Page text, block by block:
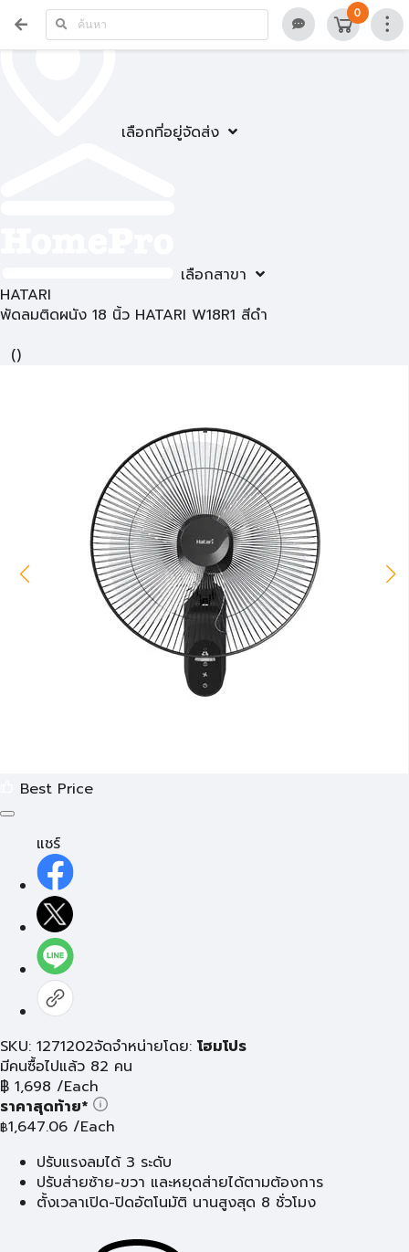
เลือกที่อยู่จัดส่ง
เลือกสาขา
0
HATARI
พัดลมติดผนัง 18 นิ้ว HATARI W18R1 สีดำ
()
Best Price
แชร์
SKU: 1271202จัดจำหน่ายโดย: โฮมโปร
มีคนซื้อไปแล้ว 82 คน
฿ 1,698 /Each
ราคาสุดท้าย*
฿1,647.06 /Each
ปรับแรงลมได้ 3 ระดับ
ปรับส่ายซ้าย-ขวา และหยุดส่ายได้ตามต้องการ
ตั้งเวลาเปิด-ปิดอัตโนมัติ นานสูงสุด 8 ชั่วโมง